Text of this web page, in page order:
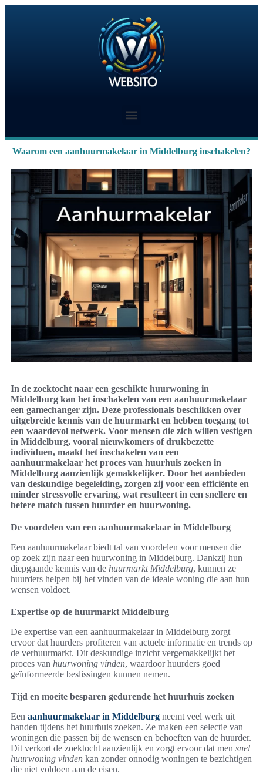
Waarom een aanhuurmakelaar in Middelburg inschakelen?
In de zoektocht naar een geschikte huurwoning in
Middelburg kan het inschakelen van een aanhuurmakelaar
een gamechanger zijn. Deze professionals beschikken over
uitgebreide kennis van de huurmarkt en hebben toegang tot
een waardevol netwerk. Voor mensen die zich willen vestigen
in Middelburg, vooral nieuwkomers of drukbezette
individuen, maakt het inschakelen van een
aanhuurmakelaar het proces van huurhuis zoeken in
Middelburg aanzienlijk gemakkelijker. Door het aanbieden
van deskundige begeleiding, zorgen zij voor een efficiënte en
minder stressvolle ervaring, wat resulteert in een snellere en
betere match tussen huurder en huurwoning.
De voordelen van een aanhuurmakelaar in Middelburg
Een aanhuurmakelaar biedt tal van voordelen voor mensen die
op zoek zijn naar een huurwoning in Middelburg. Dankzij hun
diepgaande kennis van de huurmarkt Middelburg, kunnen ze
huurders helpen bij het vinden van de ideale woning die aan hun
wensen voldoet.
Expertise op de huurmarkt Middelburg
De expertise van een aanhuurmakelaar in Middelburg zorgt
ervoor dat huurders profiteren van actuele informatie en trends op
de verhuurmarkt. Dit deskundige inzicht vergemakkelijkt het
proces van huurwoning vinden, waardoor huurders goed
geïnformeerde beslissingen kunnen nemen.
Tijd en moeite besparen gedurende het huurhuis zoeken
Een aanhuurmakelaar in Middelburg neemt veel werk uit
handen tijdens het huurhuis zoeken. Ze maken een selectie van
woningen die passen bij de wensen en behoeften van de huurder.
Dit verkort de zoektocht aanzienlijk en zorgt ervoor dat men snel
huurwoning vinden kan zonder onnodig woningen te bezichtigen
die niet voldoen aan de eisen.